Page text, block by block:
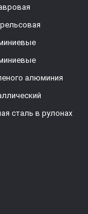
алюминия
сталь в рулонах